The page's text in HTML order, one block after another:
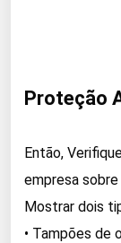
Proteção
Então,
empresa sobre
Mostrar dois
• Tampões de